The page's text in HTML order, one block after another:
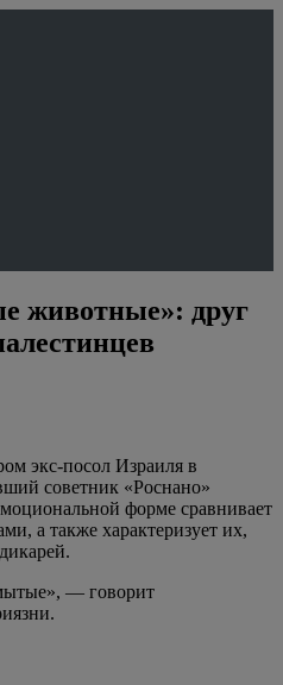
животные»: друг
экс-посол Израиля в
советник «Роснано»
форме сравнивает
а также характеризует их,
— говорит